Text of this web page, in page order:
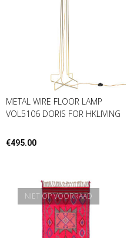
METAL WIRE FLOOR LAMP
VOL5106 DORIS FOR HKLIVING
€495.00
NIET OP VOORRAAD